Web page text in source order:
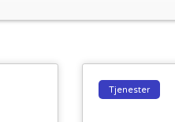
Tjenester